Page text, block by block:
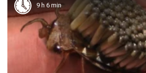
9 h 6 min